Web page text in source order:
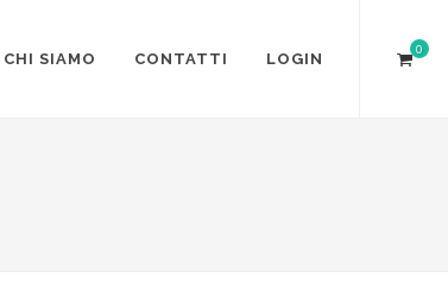
CHI SIAMO CONTATTI LOGIN
0